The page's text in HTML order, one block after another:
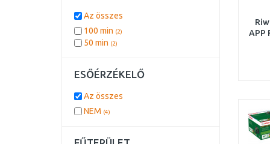
APP
Az összes
100 min (2)
50 min (2)
ESŐÉRZÉKELŐ
Az összes
NEM (4)